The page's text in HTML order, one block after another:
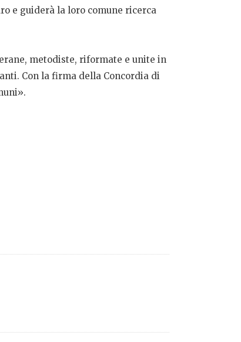
e guiderà la loro comune ricerca
metodiste, riformate e unite in
Con la firma della Concordia di